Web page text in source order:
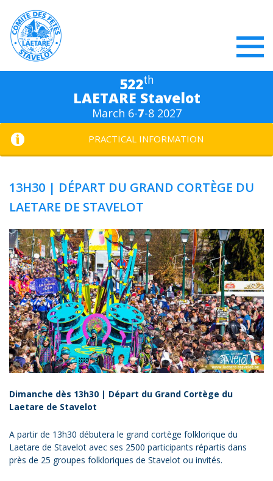
522th
LAETARE Stavelot
March 6-7-8 2027
PRACTICAL INFORMATION
13H30 | DÉPART DU GRAND CORTÈGE DU
LAETARE DE STAVELOT
Dimanche dès 13h30 | Départ du Grand Cortège du
Laetare de Stavelot
A partir de 13h30 débutera le grand cortège folklorique du
Laetare de Stavelot avec ses 2500 participants répartis dans
près de 25 groupes folkloriques de Stavelot ou invités.